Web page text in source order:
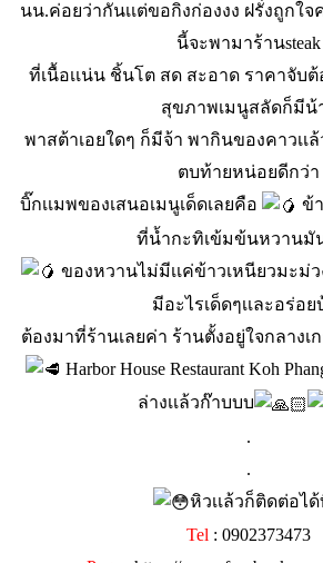
นน.ค่อยว่ากันเเต่ขอกิงก่องงง ฝรั่งถูกใ
นี้จะพามาร้านsteak
ที่เนื้อเเน่น ชิ้นโต สด สะอาด ราคาจับ
สุขภาพเมนูสลัดก็มีน้
พาสต้าเอยใดๆ ก็มีจ้า พากินของคาวเ
ตบท้ายหน่อยดีกว่า
บิ๊กเเมพของเสนอเมนูเด็ดเลยคือ
ข้
ที่น้ำกะทิเข้มข้นหวานมั
ของหวานไม่มีเเค่ข้าวเหนียวมะม่
มีอะไรเด็ดๆเเละอร่อย
ต้องมาที่ร้านเลยค่า ร้านตั้งอยู่ใจกลางเ
Harbor House Restaurant Koh Phan
ล่างเเล้วก๊าบบบ
.
.
หิวเเล้วก็ติดต่อไ
Tel : 0902373473